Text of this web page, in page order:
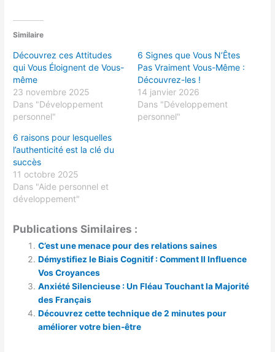
Similaire
Découvrez ces Attitudes
qui Vous Éloignent de Vous-
même
23 novembre 2025
Dans "Développement
personnel"
6 Signes que Vous N’Êtes
Pas Vraiment Vous-Même :
Découvrez-les !
14 janvier 2026
Dans "Développement
personnel"
6 raisons pour lesquelles
l’authenticité est la clé du
succès
11 octobre 2025
Dans "Aide personnel et
développement"
Publications Similaires :
C’est une menace pour des relations saines
Démystifiez le Biais Cognitif : Comment Il Influence
Vos Croyances
Anxiété Silencieuse : Un Fléau Touchant la Majorité
des Français
Découvrez cette technique de 2 minutes pour
améliorer votre bien-être